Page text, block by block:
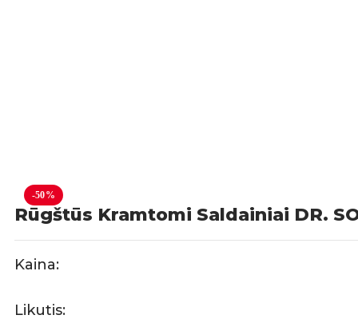
-50%
Rūgštūs Kramtomi Saldainiai DR.
Kaina:
Likutis: